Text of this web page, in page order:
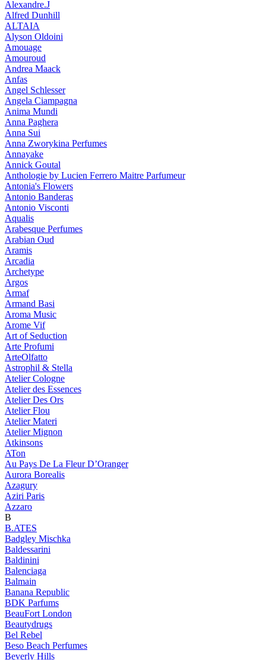
Alexandre.J
Alfred Dunhill
ALTAIA
Alyson Oldoini
Amouage
Amouroud
Andrea Maack
Anfas
Angel Schlesser
Angela Ciampagna
Anima Mundi
Anna Paghera
Anna Sui
Anna Zworykina Perfumes
Annayake
Annick Goutal
Anthologie by Lucien Ferrero Maitre Parfumeur
Antonia's Flowers
Antonio Banderas
Antonio Visconti
Aqualis
Arabesque Perfumes
Arabian Oud
Aramis
Arcadia
Archetype
Argos
Armaf
Armand Basi
Aroma Music
Arome Vif
Art of Seduction
Arte Profumi
ArteOlfatto
Astrophil & Stella
Atelier Cologne
Atelier des Essences
Atelier Des Ors
Atelier Flou
Atelier Materi
Atelier Mignon
Atkinsons
ATon
Au Pays De La Fleur D’Oranger
Aurora Borealis
Azagury
Aziri Paris
Azzaro
B
B.ATES
Badgley Mischka
Baldessarini
Baldinini
Balenciaga
Balmain
Banana Republic
BDK Parfums
BeauFort London
Beautydrugs
Bel Rebel
Beso Beach Perfumes
Beverly Hills